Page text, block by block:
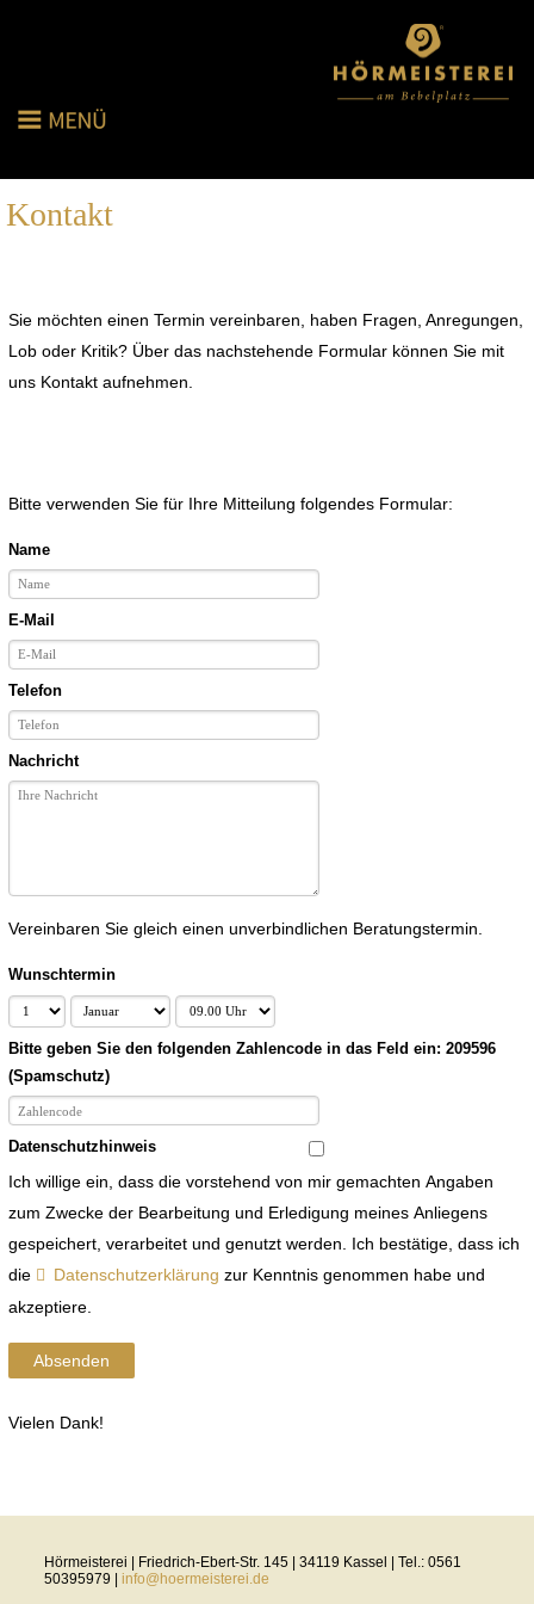
Kontakt
Sie möchten einen Termin vereinbaren, haben Fragen, Anregungen,
Lob oder Kritik? Über das nachstehende Formular können Sie mit
uns Kontakt aufnehmen.
Bitte verwenden Sie für Ihre Mitteilung folgendes Formular:
Name
E-Mail
Telefon
Nachricht
Vereinbaren Sie gleich einen unverbindlichen Beratungstermin.
Wunschtermin
Bitte geben Sie den folgenden Zahlencode in das Feld ein: 209596
(Spamschutz)
Datenschutzhinweis
Ich willige ein, dass die vorstehend von mir gemachten Angaben
zum Zwecke der Bearbeitung und Erledigung meines Anliegens
gespeichert, verarbeitet und genutzt werden. Ich bestätige, dass ich
die
Datenschutzerklärung zur Kenntnis genommen habe und
akzeptiere.
Absenden
Vielen Dank!
Hörmeisterei | Friedrich-Ebert-Str. 145 | 34119 Kassel | Tel.: 0561
50395979 |info@hoermeisterei.de